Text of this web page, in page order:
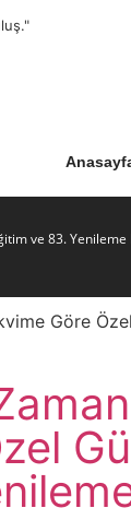
ve 83.